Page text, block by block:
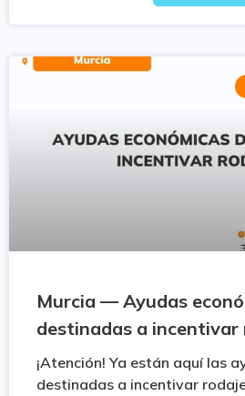
Murcia — Ayudas
destinadas a incentivar
¡Atención! Ya están aquí las
destinadas a incentivar